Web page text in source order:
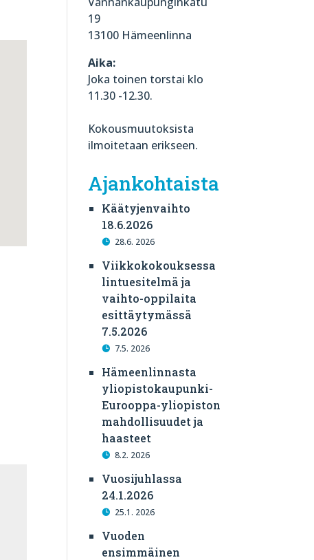
19
13100 Hämeenlinna
Aika:
Joka toinen torstai klo
11.30 -12.30.
Kokousmuutoksista
ilmoitetaan erikseen.
Ajankohtaista
Käätyjenvaihto
18.6.2026
28.6. 2026
Viikkokokouksessa
lintuesitelmä ja
vaihto-oppilaita
esittäytymässä
7.5.2026
7.5. 2026
Hämeenlinnasta
yliopistokaupunki-
Eurooppa-yliopiston
mahdollisuudet ja
haasteet
8.2. 2026
Vuosijuhlassa
24.1.2026
25.1. 2026
Vuoden
ensimmäinen